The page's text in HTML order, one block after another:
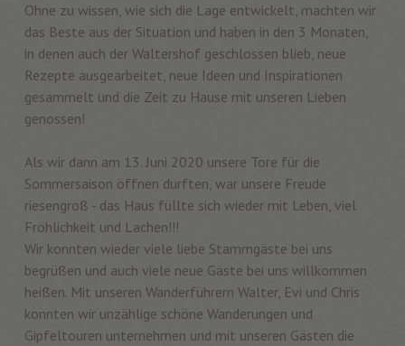
Ohne zu wissen, wie sich die Lage entwickelt, machten wir
das Beste aus der Situation und haben in den 3 Monaten,
in denen auch der Waltershof geschlossen blieb, neue
Rezepte ausgearbeitet, neue Ideen und Inspirationen
gesammelt und die Zeit zu Hause mit unseren Lieben
genossen!
Als wir dann am 13. Juni 2020 unsere Tore für die
Sommersaison öffnen durften, war unsere Freude
riesengroß - das Haus füllte sich wieder mit Leben, viel
Fröhlichkeit und Lachen!!!
Wir konnten wieder viele liebe Stammgäste bei uns
begrüßen und auch viele neue Gäste bei uns willkommen
heißen. Mit unseren Wanderführern Walter, Evi und Chris
konnten wir unzählige schöne Wanderungen und
Gipfeltouren unternehmen und mit unseren Gästen die